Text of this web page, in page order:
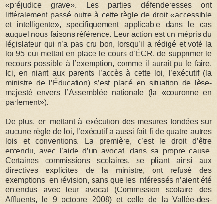
«préjudice grave». Les parties défenderesses ont
littéralement passé outre à cette règle de droit «accessible
et intelligente», spécifiquement applicable dans le cas
auquel nous faisons référence. Leur action est un mépris du
législateur qui n’a pas cru bon, lorsqu’il a rédigé et voté la
loi 95 qui mettait en place le cours d’ÉCR, de supprimer le
recours possible à l’exemption, comme il aurait pu le faire.
Ici, en niant aux parents l’accès à cette loi, l’exécutif (la
ministre de l’Éducation) s’est placé en situation de lèse-
majesté envers l’Assemblée nationale (la «couronne en
parlement»).
De plus, en mettant à exécution des mesures fondées sur
aucune règle de loi, l’exécutif a aussi fait fi de quatre autres
lois et conventions. La première, c’est le droit d’être
entendu, avec l’aide d’un avocat, dans sa propre cause.
Certaines commissions scolaires, se pliant ainsi aux
directives explicites de la ministre, ont refusé des
exemptions, en révision, sans que les intéressés n’aient été
entendus avec leur avocat (Commission scolaire des
Affluents, le 9 octobre 2008) et celle de la Vallée-des-